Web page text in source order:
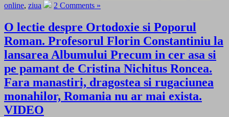
online, ziua 2 Comments »
O lectie despre Ortodoxie si Poporul
Roman. Profesorul Florin Constantiniu la
lansarea Albumului Precum in cer asa si
pe pamant de Cristina Nichitus Roncea.
Fara manastiri, dragostea si rugaciunea
monahilor, Romania nu ar mai exista.
VIDEO